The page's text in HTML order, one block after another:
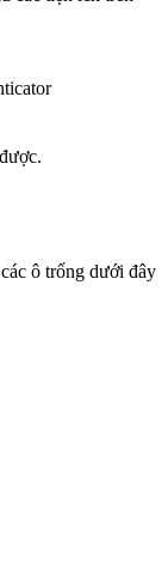
ô trống dưới đây